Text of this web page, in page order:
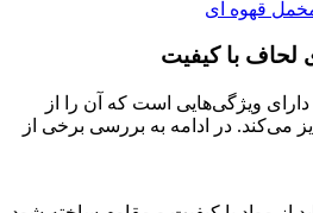
با کیفیت
ویژگی‌هایی است که آن را از
می‌کند. در ادامه به بررسی برخی از